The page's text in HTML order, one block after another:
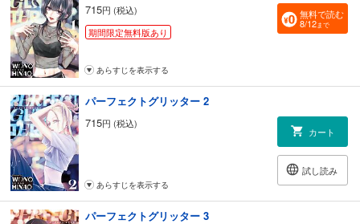
715円 (税込)
期間限定無料版あり
無料で読む
8/12まで
あらすじを表示する
パーフェクトグリッター 2
715円 (税込)
カート
試し読み
あらすじを表示する
パーフェクトグリッター 3